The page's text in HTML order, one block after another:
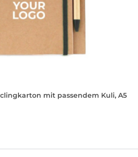
mit passendem Kuli, A5